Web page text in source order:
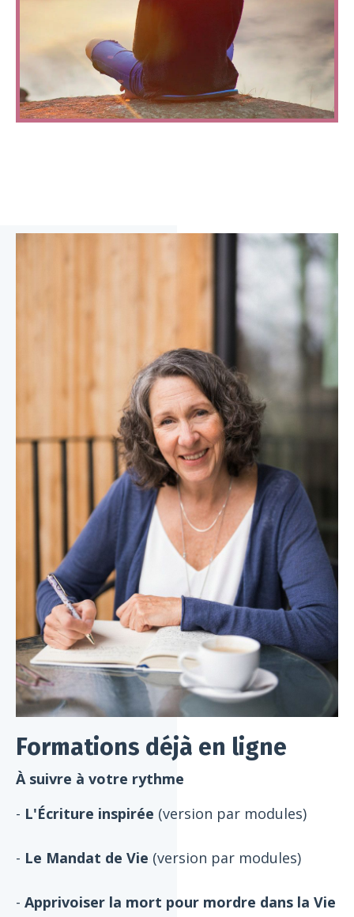
Formations déjà en ligne
À suivre à votre rythme
- L'Écriture inspirée (version par modules)
- Le Mandat de Vie (version par modules)
- Apprivoiser la mort pour mordre dans la Vie